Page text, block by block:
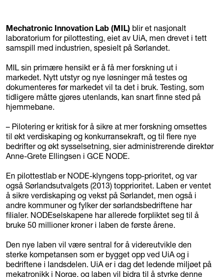
Mechatronic Innovation Lab (MIL) blir et nasjonalt
laboratorium for pilottesting, eiet av UiA, men drevet i tett
samspill med industrien, spesielt på Sørlandet.
MIL sin primære hensikt er å få mer forskning ut i
markedet. Nytt utstyr og nye løsninger må testes og
dokumenteres før markedet vil ta det i bruk. Testing, som
tidligere måtte gjøres utenlands, kan snart finne sted på
hjemmebane.
– Pilotering er kritisk for å sikre at mer forskning omsettes
til økt verdiskaping og konkurransekraft, og til flere nye
bedrifter og økt sysselsetning, sier administrerende direktør
Anne-Grete Ellingsen i GCE NODE.
En pilottestlab er NODE-klyngens topp-prioritet, og var
også Sørlandsutvalgets (2013) topprioritet. Laben er ventet
å sikre verdiskaping og vekst på Sørlandet, men også i
andre kommuner og fylker der sørlandsbedriftene har
filialer. NODEselskapene har allerede forpliktet seg til å
bruke 50 millioner kroner i laben de første årene.
Den nye laben vil være sentral for å videreutvikle den
sterke kompetansen som er bygget opp ved UiA og i
bedriftene i landsdelen. UiA er i dag det ledende miljøet på
mekatronikk i Norge, og laben vil bidra til å styrke denne